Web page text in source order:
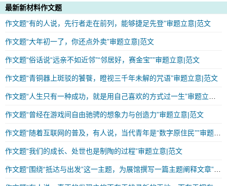
最新新材料作文题
作文题“有的人说，先行者走在前列，能够捷足先登”审题立意|范文
作文题“大年初一了，你还点外卖”审题立意|范文
作文题“俗话说“远亲不如近邻”“邻居好，赛金宝””审题立意|范文
作文题“青铜器上斑驳的饕餮，瞪视三千年未解的咒语”审题立意|范文
作文题“曾经在游戏间自由驰骋的想象力与创造力”审题立意|范文
作文题“我们的成长、处世也是制陶的过程”审题立意|范文